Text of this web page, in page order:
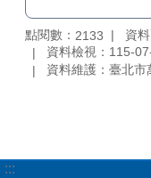
點閱數： 2133
資
資料檢視：115-
資料維護：臺北
:::